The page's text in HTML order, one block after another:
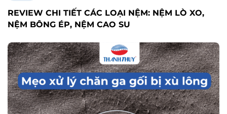
REVIEW CHI TIẾT CÁC LOẠI NỆM: NỆM LÒ XO,
NỆM BÔNG ÉP, NỆM CAO SU